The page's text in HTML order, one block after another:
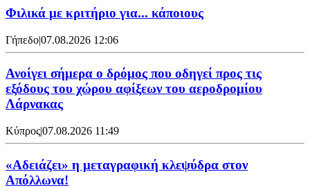
Φιλικά με κριτήριο για... κάποιους
Γήπεδο|07.08.2026 12:06
Ανοίγει σήμερα ο δρόμος που οδηγεί προς τις
εξόδους του χώρου αφίξεων του αεροδρομίου
Λάρνακας
Κύπρος|07.08.2026 11:49
«Αδειάζει» η μεταγραφική κλεψύδρα στον
Απόλλωνα!